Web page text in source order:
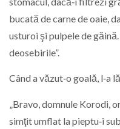
bucată de carne de oaie,
usturoi şi pulpele de
deosebirile”.
Când a văzut‑o goală, l‑a
„Bravo, domnule Korodi,
simţit umflat la pieptu‑i